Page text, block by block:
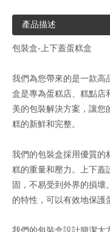
產品描述
包裝盒-上下蓋蛋糕盒
我們為您帶來的是一款高
盒是專為蛋糕店、糕點店
美的包裝解決方案，讓您
糕的新鮮和完整。
我們的包裝盒採用優質的
糕的重量和壓力。上下蓋
固，不易受到外界的損壞
的特性，可以有效地保護